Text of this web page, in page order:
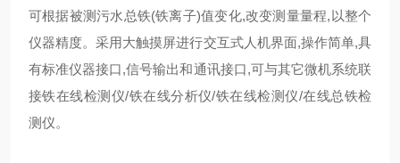
可根据被测污水总铁(铁离子)值变化,改变测量量程,以整个
仪器精度。采用大触摸屏进行交互式人机界面,操作简单,具
有标准仪器接口,信号输出和通讯接口,可与其它微机系统联
接铁在线检测仪/铁在线分析仪/铁在线检测仪/在线总铁检
测仪。